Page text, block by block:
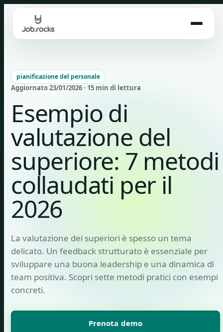
content
pianificazione del personale
Aggiornato 23/01/2026 · 15 min di lettura
Esempio di
valutazione del
superiore: 7 metodi
collaudati per il
2026
La valutazione dei superiori è spesso un tema
delicato. Un feedback strutturato è essenziale per
sviluppare una buona leadership e una dinamica di
team positiva. Scopri sette metodi pratici con esempi
concreti.
Prenota demo